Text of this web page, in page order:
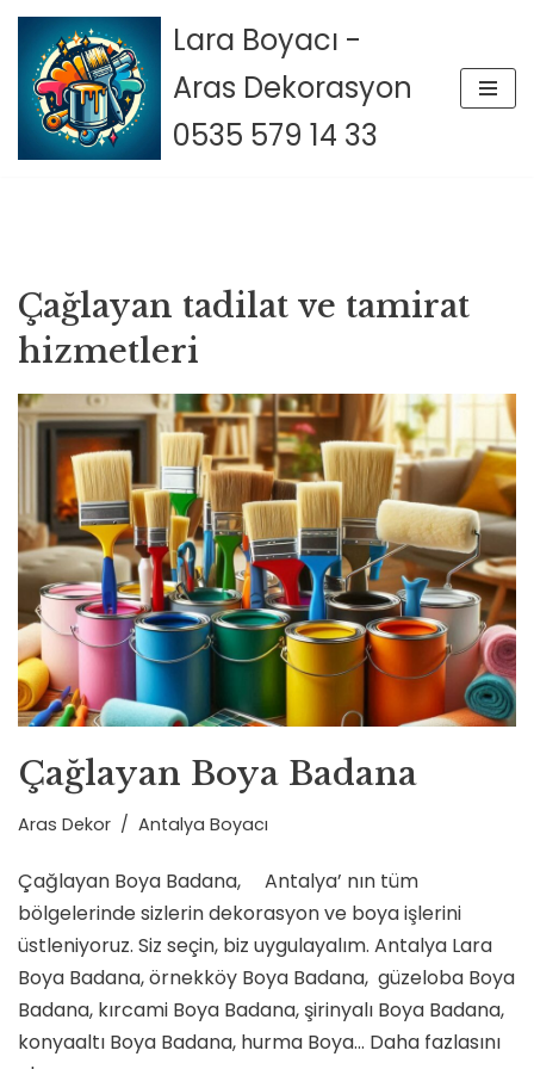
İçeriğe
geç
Lara Boyacı -
Aras Dekorasyon
0535 579 14 33
Çağlayan tadilat ve tamirat
hizmetleri
Çağlayan Boya Badana
Aras Dekor Antalya Boyacı
Çağlayan Boya Badana, Antalya’ nın tüm
bölgelerinde sizlerin dekorasyon ve boya işlerini
üstleniyoruz. Siz seçin, biz uygulayalım. Antalya Lara
Boya Badana, örnekköy Boya Badana, güzeloba Boya
Badana, kırcami Boya Badana, şirinyalı Boya Badana,
konyaaltı Boya Badana, hurma Boya… Daha fazlasını